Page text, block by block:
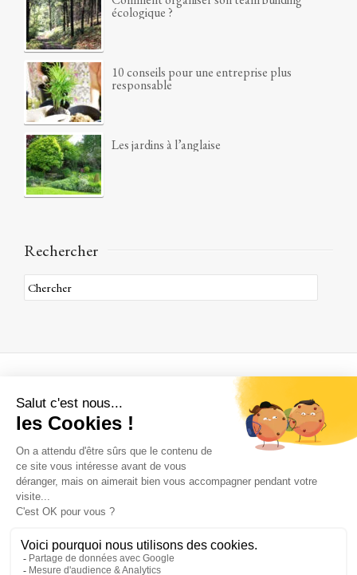
écologique ?
10 conseils pour une entreprise plus
responsable
Les jardins à l’anglaise
Rechercher
Qui sommes nous ?
Une histoire de famille
Où sommes nous ?
Comment venir à Janvry
Nous contacter
Par téléphone :
Par email :contact@chateaudejanvry.com